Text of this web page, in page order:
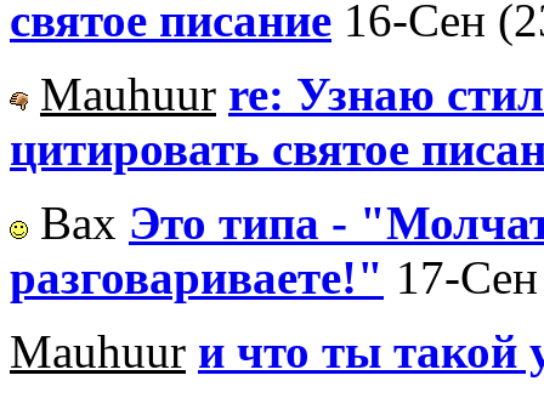
святое писание 16-Сен
Mauhuur re: Узнаю
цитировать святое
Вах Это типа -
разговариваете!" 17-
Mauhuur и что ты такой